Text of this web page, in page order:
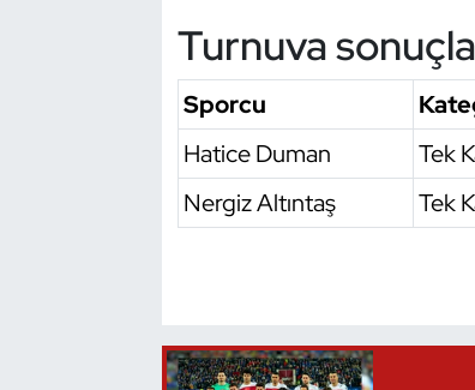
Turnuva
Sporcu
Hatice Duman
Tek
Nergiz Altıntaş
Tek
Tekvando